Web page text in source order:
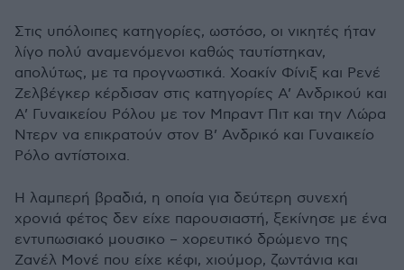
Στις υπόλοιπες κατηγορίες, ωστόσο, οι νικητές ήταν
λίγο πολύ αναμενόμενοι καθώς ταυτίστηκαν,
απολύτως, με τα προγνωστικά. Χοακίν Φίνιξ και Ρενέ
Ζελβέγκερ κέρδισαν στις κατηγορίες Α’ Ανδρικού και
Α’ Γυναικείου Ρόλου με τον Μπραντ Πιτ και την Λώρα
Ντερν να επικρατούν στον Β’ Ανδρικό και Γυναικείο
Ρόλο αντίστοιχα.
Η λαμπερή βραδιά, η οποία για δεύτερη συνεχή
χρονιά φέτος δεν είχε παρουσιαστή, ξεκίνησε με ένα
εντυπωσιακό μουσικο – χορευτικό δρώμενο της
Ζανέλ Μονέ που είχε κέφι, χιούμορ, ζωντάνια και